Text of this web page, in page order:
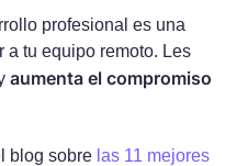
profesional es una
a tu equipo remoto. Les
aumenta el compromiso
blog sobre las 11 mejores